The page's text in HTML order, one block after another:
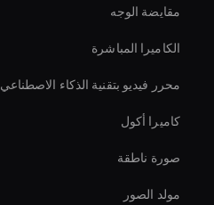
مقايضة الوجه
الكاميرا المباشرة
محرر فيديو بتقنية الذكاء الاصطناعي
كاميرا أكول
صورة ناطقة
مولد الصور